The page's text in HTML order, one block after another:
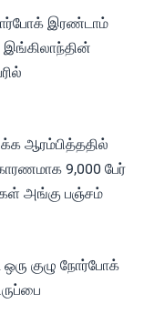
இரண்டாம்
ஆரம்பித்ததில்
9,000 பேர்
அங்கு பஞ்சம்
குழு நோர்போக்